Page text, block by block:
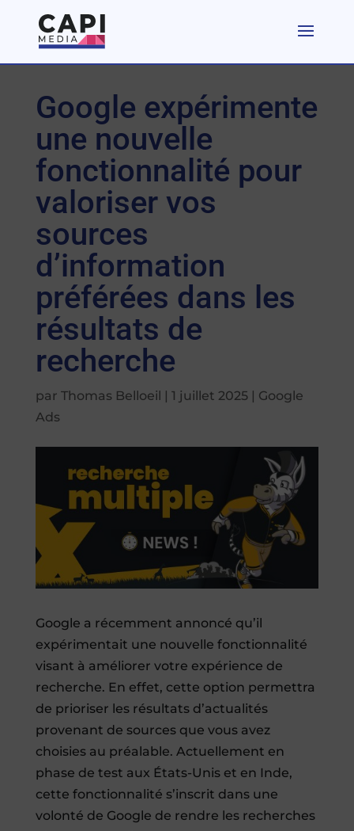
Google expérimente
une nouvelle
fonctionnalité pour
valoriser vos
sources
d’information
préférées dans les
résultats de
recherche
par Thomas Belloeil | 1 juillet 2025| Google
Ads
Google a récemment annoncé qu’il
expérimentait une nouvelle fonctionnalité
visant à améliorer votre expérience de
recherche. En effet, cette option permettra
de prioriser les résultats d’actualités
provenant de sources que vous avez
choisies au préalable. Actuellement en
phase de test aux États-Unis et en Inde,
cette fonctionnalité s’inscrit dans une
volonté de Google de rendre les recherches